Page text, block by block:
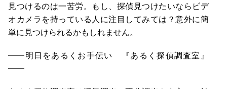
見つけるのは一苦労。もし、探偵見つけたいならビデ
オカメラを持っている人に注目してみては？意外に簡
単に見つけられるかもしれません。
━━明日をあるくお手伝い 『あるく探偵調査室』
━━